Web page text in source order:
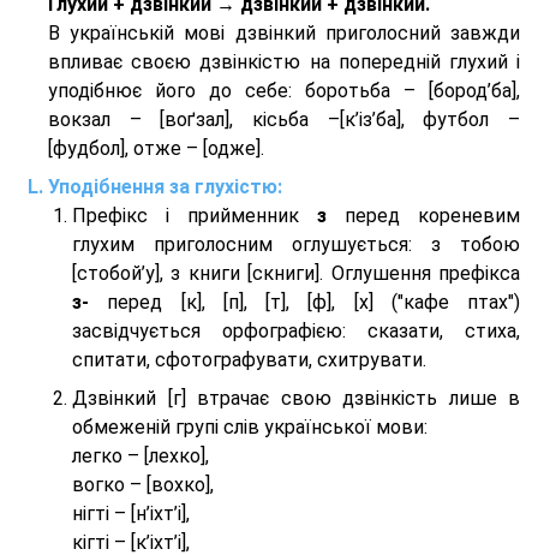
В українській мові дзвінкий приголосний завжди
впливає своєю дзвінкістю на попередній глухий і
уподібнює його до себе: боротьба – [бород’ба],
вокзал – [воґзал], кісьба –[к’із’ба], футбол –
[фудбол], отже – [одже].
Уподібнення за глухістю:
Префікс і прийменник з перед кореневим
глухим приголосним оглушується: з тобою
[стобой’у], з книги [скниги]. Оглушення префікса
з- перед [к], [п], [т], [ф], [х] ("кафе птах")
засвідчується орфографією: сказати, стиха,
спитати, сфотографувати, схитрувати.
Дзвінкий [г] втрачає свою дзвінкість лише в
обмеженій групі слів української мови:
легко – [лехко],
вогко – [вохко],
нігті – [н’іхт’і],
кігті – [к’іхт’і],